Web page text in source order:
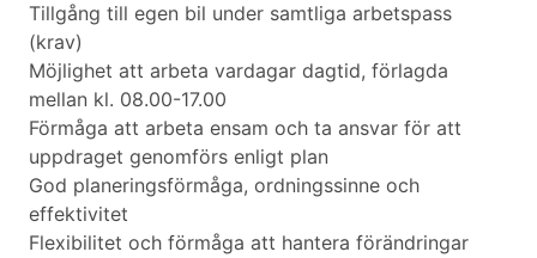
Tillgång till egen bil under samtliga arbetspass
(krav)
Möjlighet att arbeta vardagar dagtid, förlagda
mellan kl. 08.00-17.00
Förmåga att arbeta ensam och ta ansvar för att
uppdraget genomförs enligt plan
God planeringsförmåga, ordningssinne och
effektivitet
Flexibilitet och förmåga att hantera förändringar